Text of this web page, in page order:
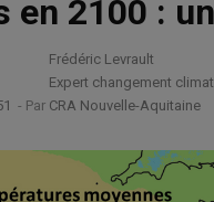
en 2100 :
- Par
Frédéric Levrault
Expert changement
CRA Nouvelle-Aquitaine